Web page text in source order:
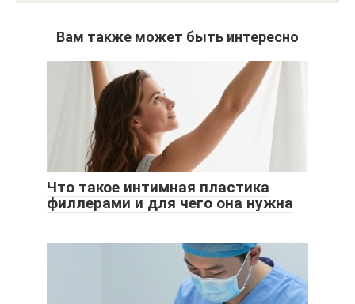
Вам также может быть интересно
Что такое интимная пластика
филлерами и для чего она нужна